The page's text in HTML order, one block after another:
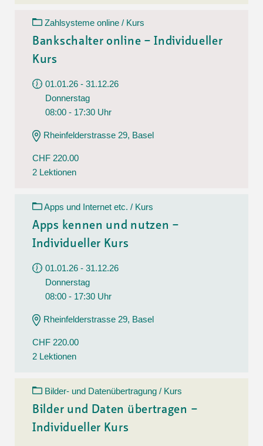
Zahlsysteme online / Kurs
Bankschalter online – Individueller
Kurs
01.01.26 - 31.12.26
Donnerstag
08:00 - 17:30 Uhr
Rheinfelderstrasse 29, Basel
CHF 220.00
2 Lektionen
Apps und Internet etc. / Kurs
Apps kennen und nutzen –
Individueller Kurs
01.01.26 - 31.12.26
Donnerstag
08:00 - 17:30 Uhr
Rheinfelderstrasse 29, Basel
CHF 220.00
2 Lektionen
Bilder- und Datenübertragung / Kurs
Bilder und Daten übertragen –
Individueller Kurs